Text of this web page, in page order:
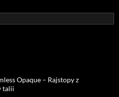
Opaque – Rajstopy z
talii